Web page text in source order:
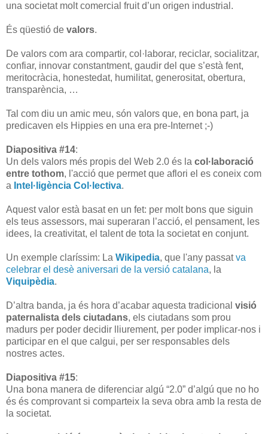
una societat molt comercial fruit d’un origen industrial.
És qüestió de valors.
De valors com ara compartir, col·laborar, reciclar, socialitzar,
confiar, innovar constantment, gaudir del que s’està fent,
meritocràcia, honestedat, humilitat, generositat, obertura,
transparència, …
Tal com diu un amic meu, són valors que, en bona part, ja
predicaven els Hippies en una era pre-Internet ;-)
Diapositiva #14:
Un dels valors més propis del Web 2.0 és la col·laboració
entre tothom, l'acció que permet que aflori el es coneix com
a Intel·ligència Col·lectiva.
Aquest valor està basat en un fet: per molt bons que siguin
els teus assessors, mai superaran l’acció, el pensament, les
idees, la creativitat, el talent de tota la societat en conjunt.
Un exemple claríssim: La Wikipedia, que l'any passatva
celebrar el desè aniversari de la versió catalana, la
Viquipèdia.
D’altra banda, ja és hora d’acabar aquesta tradicional visió
paternalista dels ciutadans, els ciutadans som prou
madurs per poder decidir lliurement, per poder implicar-nos i
participar en el que calgui, per ser responsables dels
nostres actes.
Diapositiva #15:
Una bona manera de diferenciar algú “2.0” d’algú que no ho
és és comprovant si comparteix la seva obra amb la resta de
la societat.